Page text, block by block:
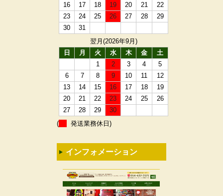
16
17 18 19 20 21
22
23
24 25 26 27 28
29
30
31
翌月(2026年9月)
日
月 火 水 木 金
土
1
2 3 4
5
6
7 8 9 10 11
12
13
14 15 16 17 18
19
20
21 22 23 24 25
26
27
28 29
30
(
発送業務休日)
インフォメーション